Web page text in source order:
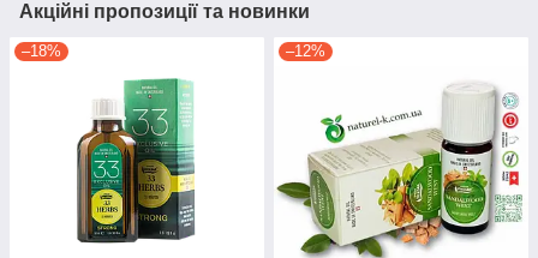
Акційні пропозиції та новинки
–18% –12%